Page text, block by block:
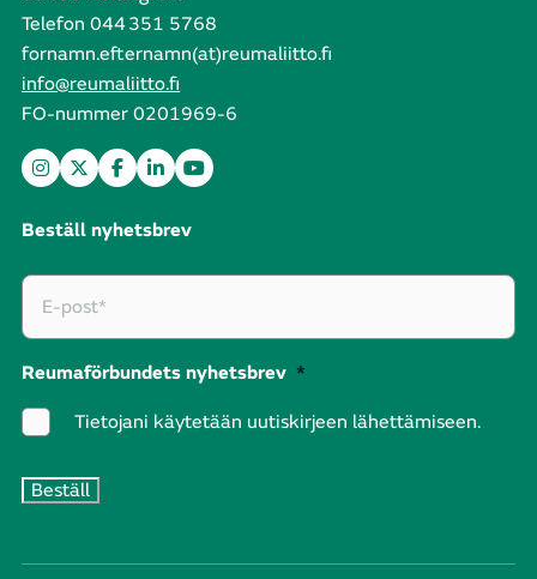
Telefon 044 351 5768
fornamn.efternamn(at)reumaliitto.fi
info@reumaliitto.fi
FO-nummer 0201969-6
Beställ nyhetsbrev
Reumaförbundets nyhetsbrev *
Tietojani käytetään uutiskirjeen lähettämiseen.